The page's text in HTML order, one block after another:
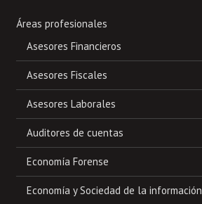
Áreas profesionales
Asesores Financieros
Asesores Fiscales
Asesores Laborales
Auditores de cuentas
Economía Forense
Economía y Sociedad de la información